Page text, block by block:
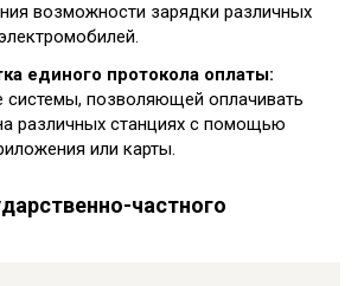
возможности зарядки различных
единого протокола оплаты:
системы, позволяющей оплачивать
различных станциях с помощью
или карты.
частного